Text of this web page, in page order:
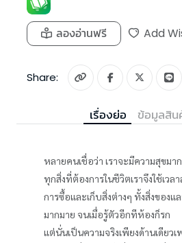
ลองอ่านฟรี Add
Share:
เรื่องย่อ ข้อมูลสิน
หลายคนเชื่อว่า เราจะมีความสุขมา
ทุกสิ่งที่ต้องการในชีวิตเราจึงใช้เว
การซื้อและเก็บสิ่งต่างๆ ทั้งสิ่งของแ
มากมาย จนเมื่อรู้ตัวอีกทีห้องก็รก
แต่นั่นเป็นความจริงเพียงด้านเดียว